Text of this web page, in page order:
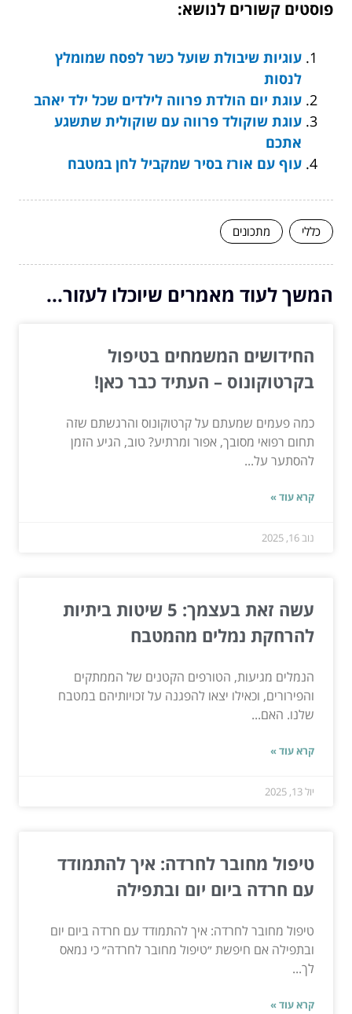
פוסטים קשורים לנושא:
עוגיות שיבולת שועל כשר לפסח שמומלץ
לנסות
עוגת יום הולדת פרווה לילדים שכל ילד יאהב
עוגת שוקולד פרווה עם שוקולית שתשגע
אתכם
עוף עם אורז בסיר שמקביל לחן במטבח
כללי מתכונים
המשך לעוד מאמרים שיוכלו לעזור...
החידושים המשמחים בטיפול
בקרטוקונוס – העתיד כבר כאן!
כמה פעמים שמעתם על קרטוקונוס והרגשתם שזה
תחום רפואי מסובך, אפור ומרתיע? טוב, הגיע הזמן
להסתער על...
קרא עוד »
נוב 16, 2025
עשה זאת בעצמך: 5 שיטות ביתיות
להרחקת נמלים מהמטבח
הנמלים מגיעות, הטורפים הקטנים של הממתקים
והפירורים, וכאילו יצאו להפגנה על זכויותיהם במטבח
שלנו. האם...
קרא עוד »
יול 13, 2025
טיפול מחובר לחרדה: איך להתמודד
עם חרדה ביום יום ובתפילה
טיפול מחובר לחרדה: איך להתמודד עם חרדה ביום יום
ובתפילה אם חיפשת ״טיפול מחובר לחרדה״ כי נמאס
לך...
קרא עוד »